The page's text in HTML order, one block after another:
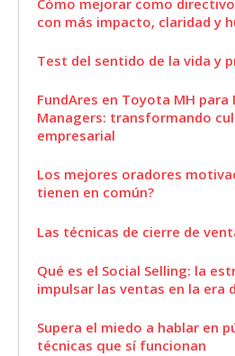
con más impacto, claridad y
Test del sentido de la vida y
FundAres en Toyota MH
Managers: transformando
empresarial
Los mejores oradores
tienen en común?
Las técnicas de cierre de
Qué es el Social Selling: la
impulsar las ventas en la era
Supera el miedo a hablar en
técnicas que sí funcionan